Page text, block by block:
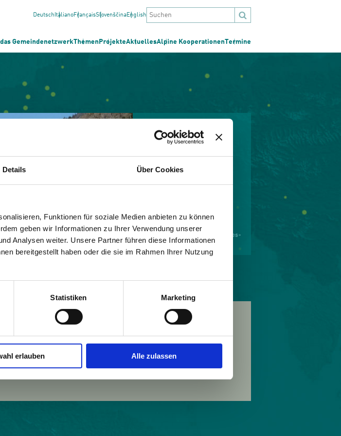
Details Über Cookies
Funktionen für soziale Medien anbieten zu können
geben wir Informationen zu Ihrer Verwendung unserer
Analysen weiter. Unsere Partner führen diese Informationen
bereitgestellt haben oder die sie im Rahmen Ihrer Nutzung
Statistiken Marketing
erlauben Alle zulassen
Deutsch ItalianoFrançaisSlovenščinaEnglish
GemeindenetzwerkThemen ProjekteAktuellesAlpine KooperationenTermine
@office du tourisme Monêtier-les-
Fläche:
Höhe: 1500